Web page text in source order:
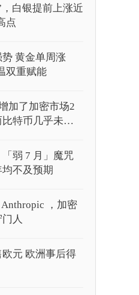
白银提前上涨近
点
黄金单周涨
双重赋能
加了加密市场2
特币几乎未有
弱 7 月」魔咒
不及预期
，加密
人
元 欧洲事后得